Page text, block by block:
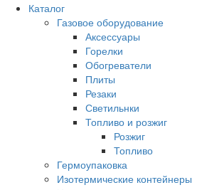
Каталог
Газовое оборудование
Аксессуары
Горелки
Обогреватели
Плиты
Резаки
Светильнки
Топливо и розжиг
Розжиг
Топливо
Гермоупаковка
Изотермические контейнеры